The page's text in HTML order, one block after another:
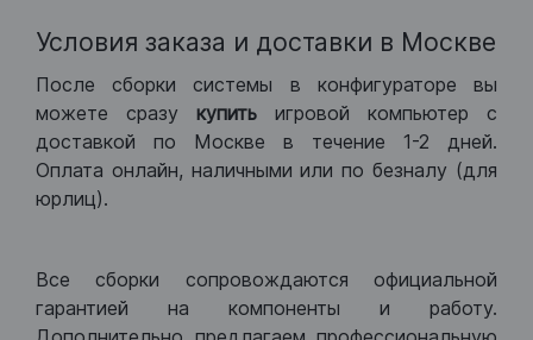
Условия заказа и доставки в Москве
После сборки системы в конфигураторе вы
можете сразу купить игровой компьютер с
доставкой по Москве в течение 1-2 дней.
Оплата онлайн, наличными или по безналу (для
юрлиц).
Все сборки сопровождаются официальной
гарантией на компоненты и работу.